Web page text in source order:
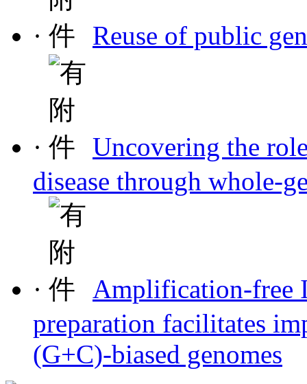
· Reuse of public
·
Uncovering the
disease through whole-
·
Amplification-free
preparation facilitates
(G+C)-biased genomes